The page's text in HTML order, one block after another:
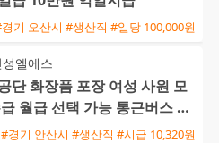
기 오산시 #생산직 #일당 100,000원
엘에스
단 화장품 포장 여성 사원 모
월급 선택 가능 통근버스 운
#경기 안산시 #생산직 #시급 10,320원